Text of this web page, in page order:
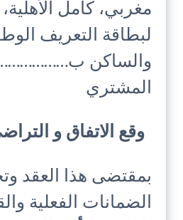
مغربي، كامل
لبطاقة التعريف
والساكن
المشتري
وقع الاتفاق و
بمقتضى هذا العقد
الضمانات الفعلية